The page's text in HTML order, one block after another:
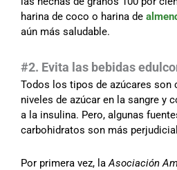
harina de coco o harina de
aún más saludable.
#2. Evita las bebidas
Todos los tipos de azúcares son
niveles de azúcar en la sangre y
a la insulina. Pero, algunas
carbohidratos son más
Por primera vez, laAsociación